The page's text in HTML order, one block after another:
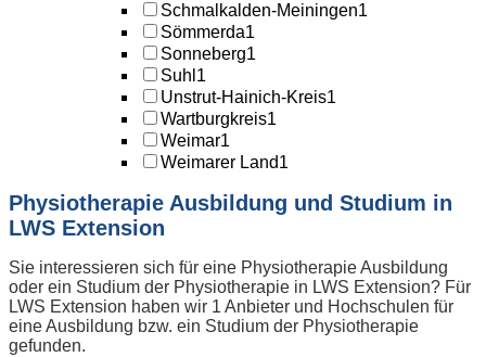
Schmalkalden-Meiningen1
Sömmerda1
Sonneberg1
Suhl 1
Unstrut-Hainich-Kreis1
Wartburgkreis1
Weimar1
Weimarer Land1
Physiotherapie Ausbildung und Studium in
LWS Extension
Sie interessieren sich für eine Physiotherapie Ausbildung
oder ein Studium der Physiotherapie in LWS Extension? Für
LWS Extension haben wir 1 Anbieter und Hochschulen für
eine Ausbildung bzw. ein Studium der Physiotherapie
gefunden.